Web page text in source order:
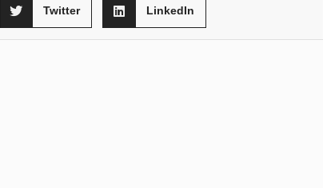
Twitter LinkedIn